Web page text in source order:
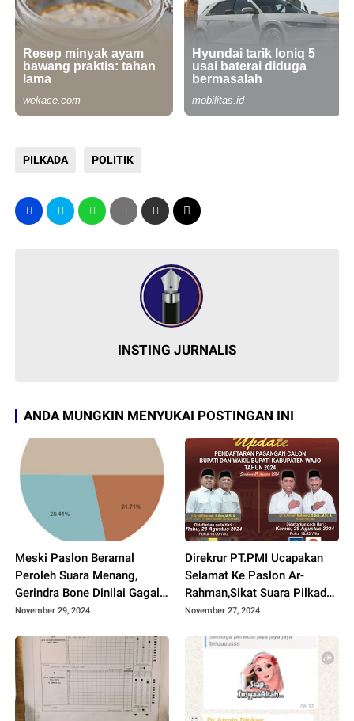
PILKADA POLITIK
INSTING JURNALIS
ANDA MUNGKIN MENYUKAI POSTINGAN INI
Meski Paslon Beramal
Peroleh Suara Menang,
Gerindra Bone Dinilai Gagal
Sumbang Suara Terbanyak
November 29, 2024
Direkrur PT.PMI Ucapakan
Selamat Ke Paslon Ar-
Rahman,Sikat Suara Pilkada
Wajo Diatas 60%
November 27, 2024